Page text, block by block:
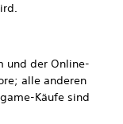
und der Online-
alle anderen
Käufe sind